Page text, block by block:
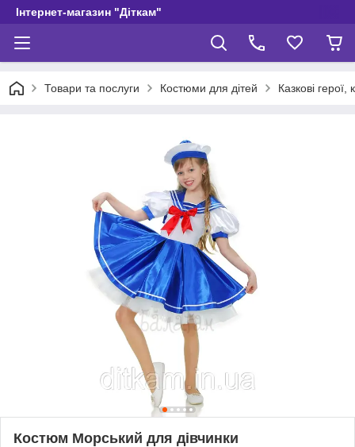
Інтернет-магазин "Діткам"
Товари та послуги Костюми для дітей Казкові герої,
Костюм Морський для дівчинки